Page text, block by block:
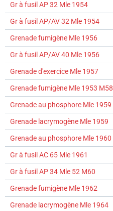
Gr à fusil AP 32 Mle 1954
Gr à fusil AP/AV 32 Mle 1954
Grenade fumigène Mle 1956
Gr à fusil AP/AV 40 Mle 1956
Grenade d'exercice Mle 1957
Grenade fumigène Mle 1953 M58
Grenade au phosphore Mle 1959
Grenade lacrymogène Mle 1959
Grenade au phosphore Mle 1960
Gr à fusil AC 65 Mle 1961
Gr à fusil AP 34 Mle 52 M60
Grenade fumigène Mle 1962
Grenade lacrymogène Mle 1964